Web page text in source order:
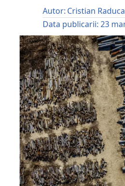
Autor: Cristian
Data publicarii: 23